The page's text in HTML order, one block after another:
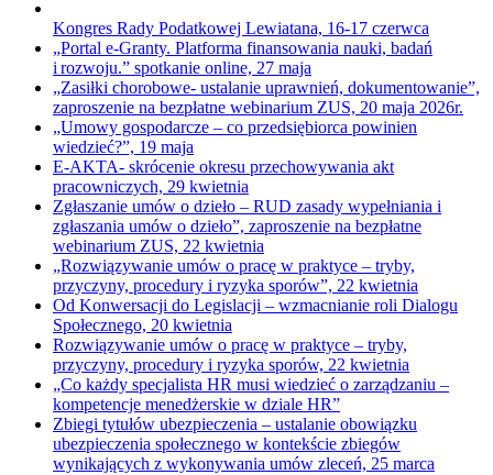
Kongres Rady Podatkowej Lewiatana, 16-17 czerwca
„Portal e-Granty. Platforma finansowania nauki, badań
i rozwoju.” spotkanie online, 27 maja
„Zasiłki chorobowe- ustalanie uprawnień, dokumentowanie”,
zaproszenie na bezpłatne webinarium ZUS, 20 maja 2026r.
„Umowy gospodarcze – co przedsiębiorca powinien
wiedzieć?”, 19 maja
E-AKTA- skrócenie okresu przechowywania akt
pracowniczych, 29 kwietnia
Zgłaszanie umów o dzieło – RUD zasady wypełniania i
zgłaszania umów o dzieło”, zaproszenie na bezpłatne
webinarium ZUS, 22 kwietnia
„Rozwiązywanie umów o pracę w praktyce – tryby,
przyczyny, procedury i ryzyka sporów”, 22 kwietnia
Od Konwersacji do Legislacji – wzmacnianie roli Dialogu
Społecznego, 20 kwietnia
Rozwiązywanie umów o pracę w praktyce – tryby,
przyczyny, procedury i ryzyka sporów, 22 kwietnia
„Co każdy specjalista HR musi wiedzieć o zarządzaniu –
kompetencje menedżerskie w dziale HR”
Zbiegi tytułów ubezpieczenia – ustalanie obowiązku
ubezpieczenia społecznego w kontekście zbiegów
wynikających z wykonywania umów zleceń, 25 marca